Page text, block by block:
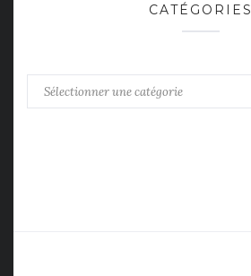
CATÉGORIES
Catégories